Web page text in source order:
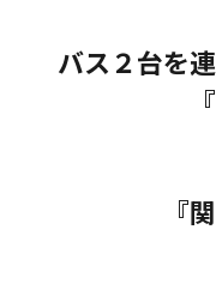
バス２台を
『